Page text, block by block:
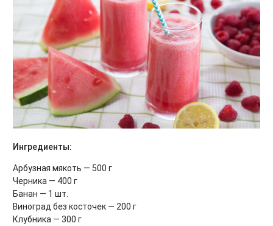
Ингредиенты:
Арбузная мякоть — 500 г
Черника — 400 г
Банан — 1 шт.
Виноград без косточек — 200 г
Клубника — 300 г